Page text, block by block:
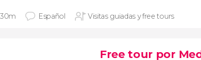
Español Visitas guiadas y free tours
Free tour por